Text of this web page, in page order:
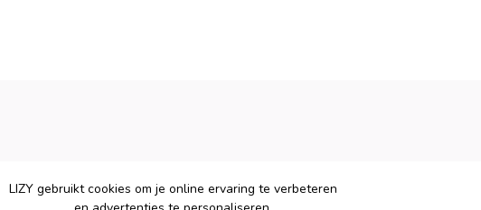
LIZY gebruikt cookies om je online ervaring te verbeteren